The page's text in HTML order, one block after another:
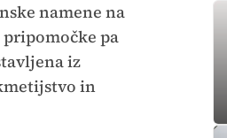
namene na
pa
iz
in